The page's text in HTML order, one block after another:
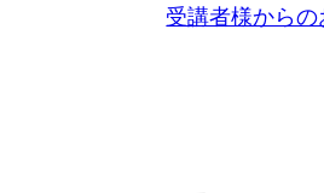
受講者様から